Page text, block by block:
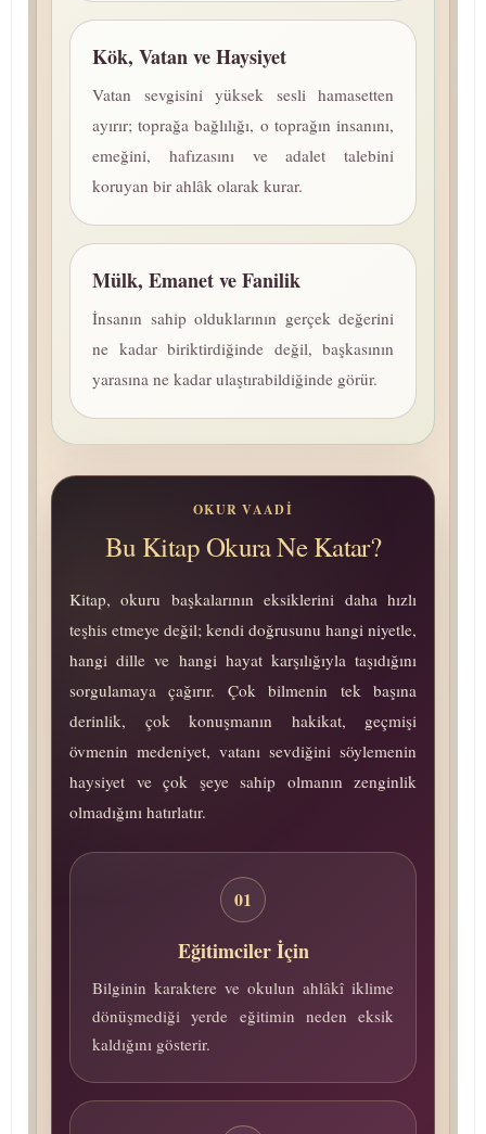
Kök, Vatan ve Haysiyet
Vatan sevgisini yüksek sesli hamasetten
ayırır; toprağa bağlılığı, o toprağın insanını,
emeğini, hafızasını ve adalet talebini
koruyan bir ahlâk olarak kurar.
Mülk, Emanet ve Fanilik
İnsanın sahip olduklarının gerçek değerini
ne kadar biriktirdiğinde değil, başkasının
yarasına ne kadar ulaştırabildiğinde görür.
OKUR VAADI
Bu Kitap Okura Ne Katar?
Kitap, okuru başkalarının eksiklerini daha hızlı
teşhis etmeye değil; kendi doğrusunu hangi niyetle,
hangi dille ve hangi hayat karşılığıyla taşıdığını
sorgulamaya çağırır. Çok bilmenin tek başına
derinlik, çok konuşmanın hakikat, geçmişi
övmenin medeniyet, vatanı sevdiğini söylemenin
haysiyet ve çok şeye sahip olmanın zenginlik
olmadığını hatırlatır.
01
Eğitimciler İçin
Bilginin karaktere ve okulun ahlâkî iklime
dönüşmediği yerde eğitimin neden eksik
kaldığını gösterir.